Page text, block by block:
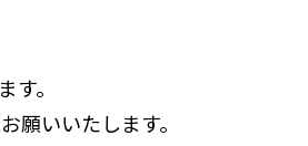
。
願いいたします。